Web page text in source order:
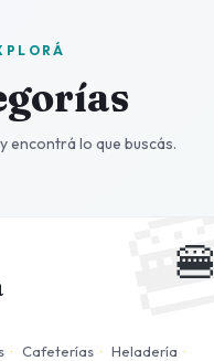
encontrá lo que buscás.
🍔
🍔
· Cafeterías · Heladería ·